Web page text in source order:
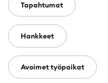
Tapahtumat
Hankkeet
Avoimet työpaikat